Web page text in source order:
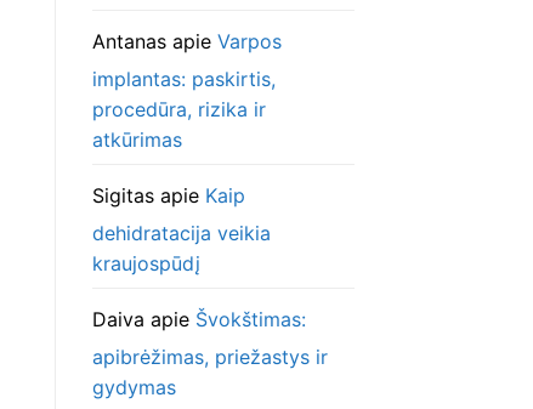
Antanasapie Varpos
implantas: paskirtis,
procedūra, rizika ir
atkūrimas
Sigitasapie Kaip
dehidratacija veikia
kraujospūdį
Daiva apie Švokštimas:
apibrėžimas, priežastys ir
gydymas